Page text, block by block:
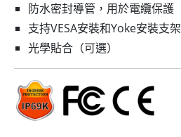
防水密封導管，用於電纜保護
支持VESA安裝和Yoke安裝支架
光學貼合（可選）